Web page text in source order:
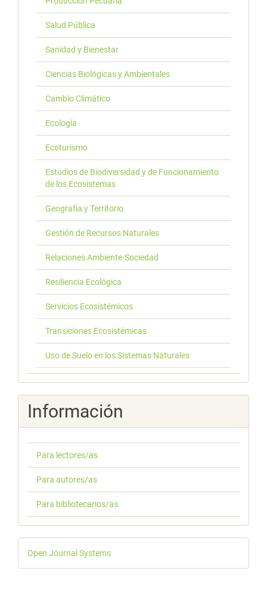
Salud Pública
Sanidad y Bienestar
Ciencias Biológicas y Ambientales
Cambio Climático
Ecología
Ecoturismo
Estudios de Biodiversidad y de Funcionamiento
de los Ecosistemas
Geografía y Territorio
Gestión de Recursos Naturales
Relaciones Ambiente-Sociedad
Resiliencia Ecológica
Servicios Ecosistémicos
Transiciones Ecosistémicas
Uso de Suelo en los Sistemas Naturales
Información
Para lectores/as
Para autores/as
Para bibliotecarios/as
Desarrollado
por
Open Journal Systems